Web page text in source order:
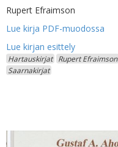
Rupert Efraimson
Lue kirja PDF-muodossa
Hartauskirjat
Rupert Efraimson
Saarnakirjat